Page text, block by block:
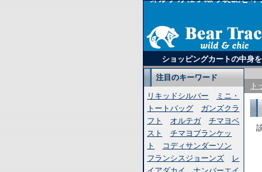
ショッピングカートの中身
注目のキーワード
リキッドシルバー
ミニ・
トートバッグ
ガンズクラ
フト
オルテガ
チマヨベ
スト
チマヨブランケッ
ト
コディサンダーソン
フランシスジョーンズ
レ
ト